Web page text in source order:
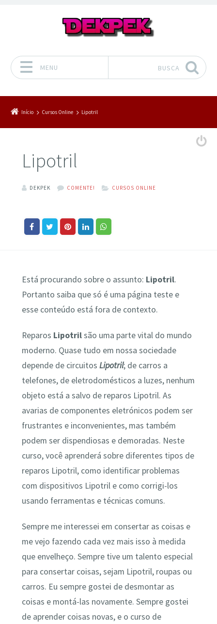
MENU BUSCA
Início Cursos Online Lipotril
Lipotril
DEKPEK COMENTE! CURSOS ONLINE
Está procurando sobre o assunto: Lipotril.
Portanto saiba que só é uma página teste e
esse conteúdo está fora de contexto.
Reparos Lipotrilsão uma parte vital do mundo
moderno. Quase tudo em nossa sociedade
depende de circuitos Lipotril; de carros a
telefones, de eletrodomésticos a luzes, nenhum
objeto está a salvo de reparos Lipotril. As
avarias de componentes eletrónicos podem ser
frustrantes e inconvenientes, mas também
podem ser dispendiosas e demoradas. Neste
curso, você aprenderá sobre diferentes tipos de
reparos Lipotril, como identificar problemas
com dispositivos Lipotril e como corrigi-los
usando ferramentas e técnicas comuns.
Sempre me interessei em consertar as coisas e
me vejo fazendo cada vez mais isso à medida
que envelheço. Sempre tive um talento especial
para consertar coisas, sejam Lipotril, roupas ou
carros. Eu sempre gostei de desmontar as
coisas e montá-las novamente. Sempre gostei
de aprender coisas novas, e o curso de